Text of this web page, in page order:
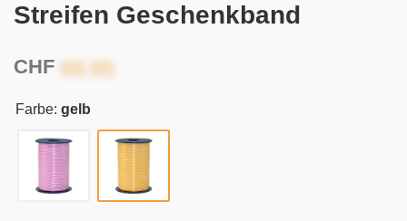
Streifen Geschenkband
CHF
Farbe: gelb